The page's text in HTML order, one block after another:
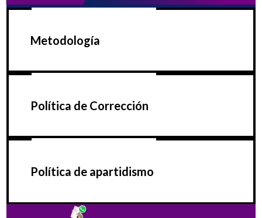
Metodología
Política de Corrección
Política de apartidismo